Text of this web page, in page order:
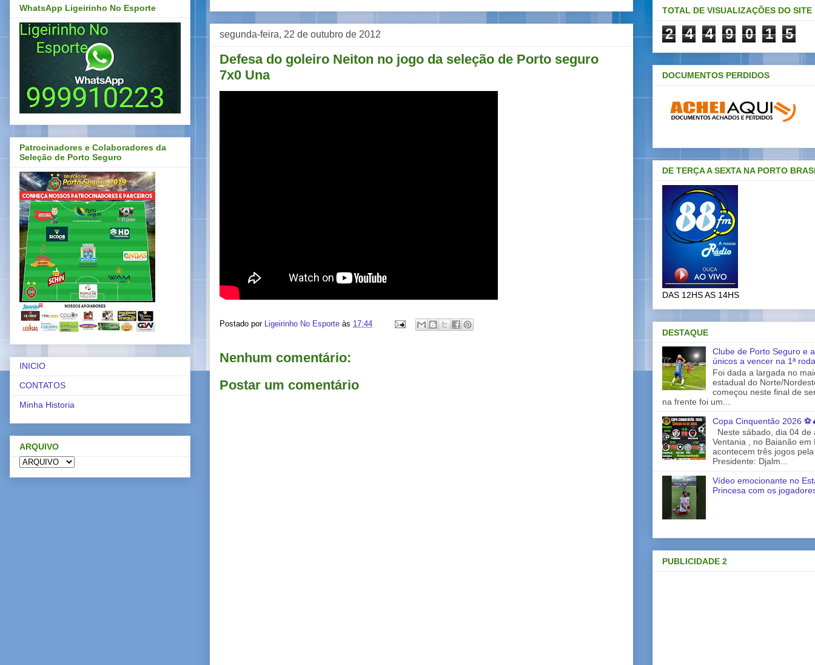
segunda-feira, 22 de outubro de 2012
Defesa do goleiro Neiton no jogo da seleção de Porto seguro
7x0 Una
Postado por Ligeirinho No Esporte às 17:44
Nenhum comentário:
Postar um comentário
WhatsApp Ligeirinho No Esporte
Patrocinadores e Colaboradores da
Seleção de Porto Seguro
INICIO
CONTATOS
Minha Historia
ARQUIVO
TOTAL DE VISUALIZAÇÕES DO SITE
2 4 4 9 0 1 5
DOCUMENTOS PERDIDOS
DE TERÇA A SEXTA NA PORTO
DAS 12HS AS 14HS
DESTAQUE
Clube de Porto Seguro e
únicos a vencer na 1ª
Foi dada a largada no
estadual do Norte/
começou neste final de
na frente foi um...
Copa Cinquentão 2026
Neste sábado, dia 04 de
Ventania , no Baianão em
acontecem três jogos
Presidente: Djalm...
Vídeo emocionante no
Princesa com os
PUBLICIDADE 2